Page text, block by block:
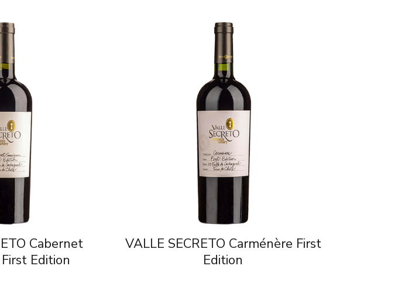
Cabernet
Edition
VALLE SECRETO Carménère First
Edition